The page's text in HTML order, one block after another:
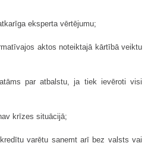
eksperta vērtējumu;
aktos noteiktajā kārtībā veiktu
par atbalstu, ja tiek ievēroti visi
krīzes situācijā;
varētu saņemt arī bez valsts vai